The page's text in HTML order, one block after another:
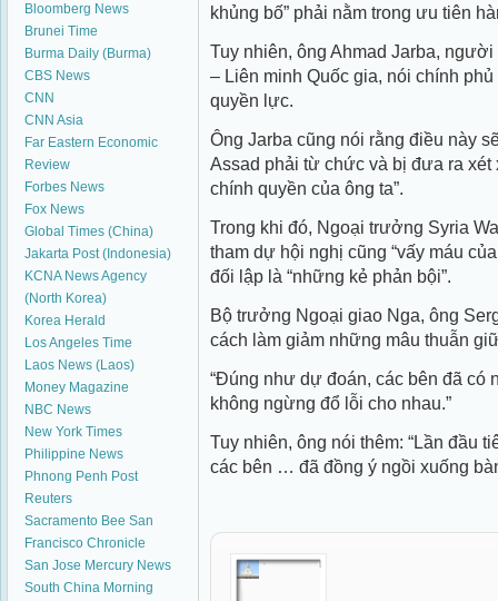
Bloomberg News
Brunei Time
Burma Daily (Burma)
CBS News
CNN
CNN Asia
Far Eastern Economic
Review
Forbes News
Fox News
Global Times (China)
Jakarta Post (Indonesia)
KCNA News Agency
(North Korea)
Korea Herald
Los Angeles Time
Laos News (Laos)
Money Magazine
NBC News
New York Times
Philippine News
Phnong Penh Post
Reuters
Sacramento Bee San
Francisco Chronicle
San Jose Mercury News
South China Morning
khủng bố” phải nằm trong ưu tiên
Tuy nhiên, ông Ahmad Jarba,
– Liên minh Quốc gia, nói chính
quyền lực.
Ông Jarba cũng nói rằng điều này
Assad phải từ chức và bị đưa ra
chính quyền của ông ta”.
Trong khi đó, Ngoại trưởng Syria
tham dự hội nghị cũng “vấy máu
đối lập là “những kẻ phản bội”.
Bộ trưởng Ngoại giao Nga, ông
cách làm giảm những mâu thuẫn
“Đúng như dự đoán, các bên đã có
không ngừng đổ lỗi cho nhau.”
Tuy nhiên, ông nói thêm: “Lần đầu
các bên … đã đồng ý ngồi xuống